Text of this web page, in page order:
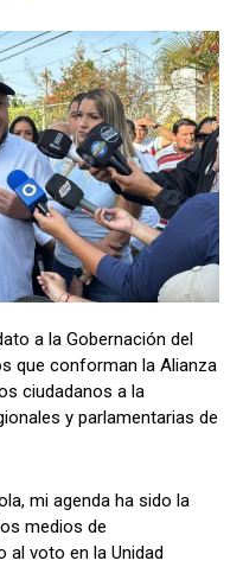
a la Gobernación del
que conforman la Alianza
ciudadanos a la
y parlamentarias de
mi agenda ha sido la
medios de
al voto en la Unidad